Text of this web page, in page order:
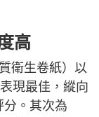
高
衛生卷紙）以
現最佳，縱向
分。其次為